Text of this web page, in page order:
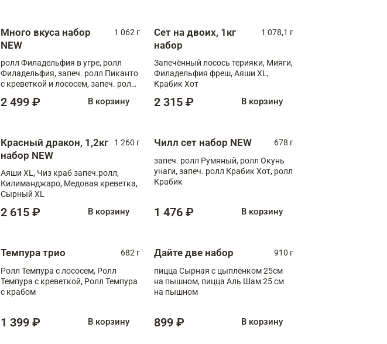
Много вкуса набор
NEW
1 062 г
ролл Филадельфия в угре, ролл
Филадельфия, запеч. ролл Пиканто
с креветкой и лососем, запеч. ролл
2 499 ₽ В корзину
Сет на двоих, 1кг
набор
1 078,1 г
Запечённый лосось терияки, Мияги,
Филадельфия фреш, Аяши XL,
Крабик Хот
2 315 ₽ В корзину
Красный дракон, 1,2кг
набор NEW
1 260 г
Аяши XL, Чиз краб запеч.ролл,
Килиманджаро, Медовая креветка,
Сырный XL
2 615 ₽ В корзину
Чилл сет набор NEW
678 г
запеч. ролл Румяный, ролл Окунь
унаги, запеч. ролл Крабик Хот, ролл
Крабик
1 476 ₽ В корзину
Темпура трио
682 г
Ролл Темпура с лососем, Ролл
Темпура с креветкой, Ролл Темпура
с крабом
1 399 ₽ В корзину
Дайте две набор
910 г
пицца Сырная с цыплёнком 25см
на пышном, пицца Аль Шам 25 см
на пышном
899 ₽ В корзину